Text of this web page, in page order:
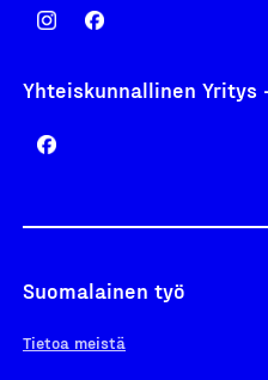
Yhteiskunnallinen Yritys
Suomalainen työ
Tietoa meistä